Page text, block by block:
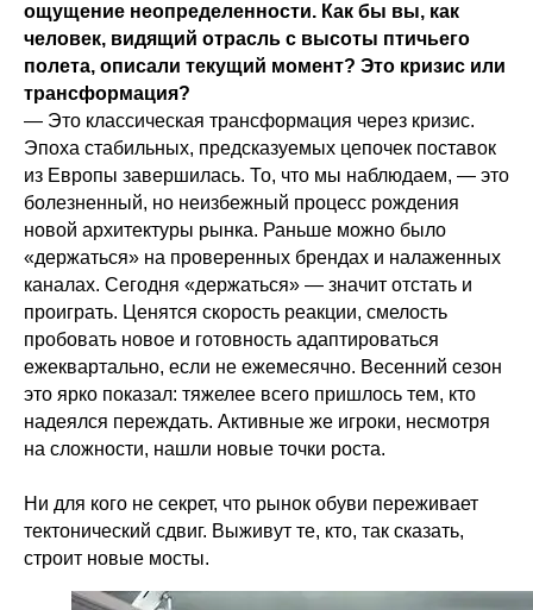
ощущение неопределенности. Как бы вы, как
человек, видящий отрасль с высоты птичьего
полета, описали текущий момент? Это кризис или
трансформация?
— Это классическая трансформация через кризис.
Эпоха стабильных, предсказуемых цепочек поставок
из Европы завершилась. То, что мы наблюдаем, — это
болезненный, но неизбежный процесс рождения
новой архитектуры рынка. Раньше можно было
«держаться» на проверенных брендах и налаженных
каналах. Сегодня «держаться» — значит отстать и
проиграть. Ценятся скорость реакции, смелость
пробовать новое и готовность адаптироваться
ежеквартально, если не ежемесячно. Весенний сезон
это ярко показал: тяжелее всего пришлось тем, кто
надеялся переждать. Активные же игроки, несмотря
на сложности, нашли новые точки роста.
Ни для кого не секрет, что рынок обуви переживает
тектонический сдвиг. Выживут те, кто, так сказать,
строит новые мосты.